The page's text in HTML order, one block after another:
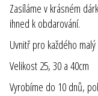
Zasíláme v krásném
ihned k obdarování.
Uvnitř pro každého
Velikost 25, 30 a 40cm
Vyrobíme do 10 dnů,